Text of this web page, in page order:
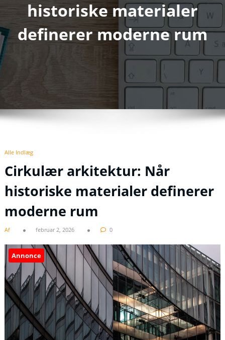
historiske materialer
definerer moderne rum
Alle Indlæg
Cirkulær arkitektur: Når
historiske materialer definerer
moderne rum
Af februar 2, 2026 0
Annonce